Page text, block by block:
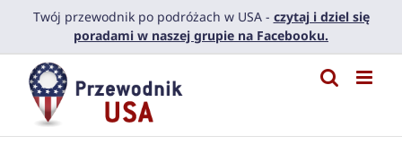
PrzejdźTwój przewodnik po podróżach w USA - czytaj i dziel się
poradami w naszej grupie na Facebooku.